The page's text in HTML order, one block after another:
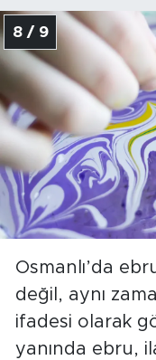
8 / 9
Osmanlı’da
değil, aynı
ifadesi olarak
yanında ebru,